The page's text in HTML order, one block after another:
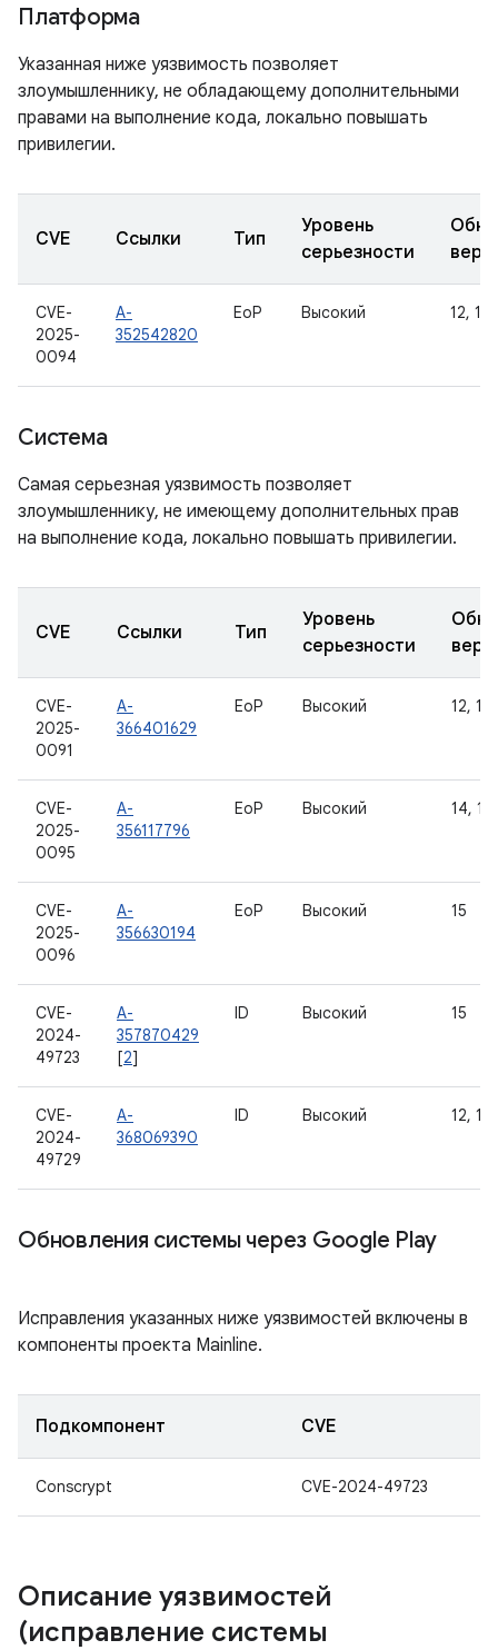
Платформа
Указанная ниже уязвимость позволяет
злоумышленнику, не обладающему дополнительными
правами на выполнение кода, локально повышать
привилегии.
CVE Ссылки Тип
Уровень
серьезности
CVE-
2025-
0094
A-
352542820
EoP Высокий 12,
Система
Самая серьезная уязвимость позволяет
злоумышленнику, не имеющему дополнительных прав
на выполнение кода, локально повышать привилегии.
CVE Ссылки Тип
Уровень
серьезности
CVE-
2025-
0091
A-
366401629
EoP Высокий 12,
CVE-
2025-
0095
A-
356117796
EoP Высокий 14, 15
CVE-
2025-
0096
A-
356630194
EoP Высокий 15
CVE-
2024-
49723
A-
357870429
[2]
ID Высокий 15
CVE-
2024-
49729
A-
368069390
ID Высокий 12,
Обновления системы через Google Play
Исправления указанных ниже уязвимостей включены в
компоненты проекта Mainline.
Подкомпонент CVE
Conscrypt CVE-2024-49723
Описание уязвимостей
(исправление системы